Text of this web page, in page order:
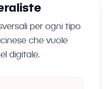
per ogni tipo
che vuole
digitale.